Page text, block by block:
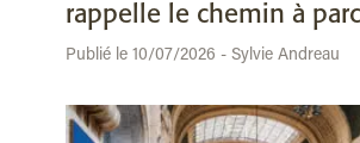
rappelle le chemin à
Publié le 10/07/2026 - Sylvie Andreau